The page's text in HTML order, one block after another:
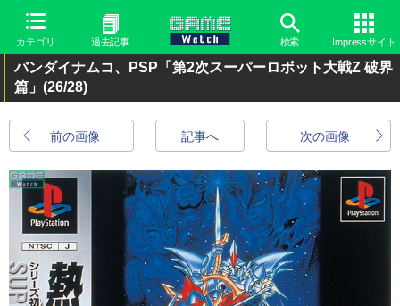
カテゴリ 過去記事 検索 Impressサイト
バンダイナムコ、PSP「第2次スーパーロボット大戦Z 破界
篇」 (26/28)
前の画像 次の画像
記事へ